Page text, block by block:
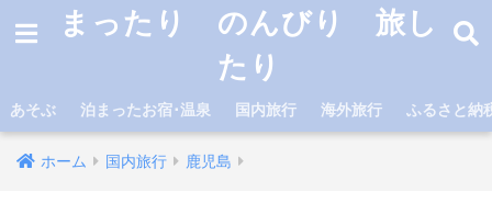
まったり のんびり 旅し
たり
あそぶ 泊まったお宿･温泉 国内旅行 海外旅行 ふるさと納
ホーム 国内旅行 鹿児島